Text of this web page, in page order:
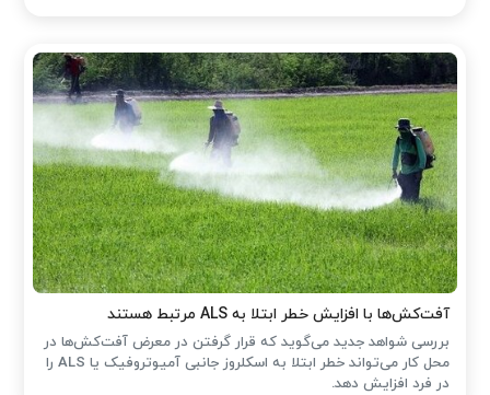
آفت‌کش‌ها با افزایش خطر ابتلا به ALS مرتبط هستند
بررسی شواهد جدید می‌گوید که قرار گرفتن در معرض آفت‌کش‌ها در
محل کار می‌تواند خطر ابتلا به اسکلروز جانبی آمیوتروفیک یا ALS را
در فرد افزایش دهد.